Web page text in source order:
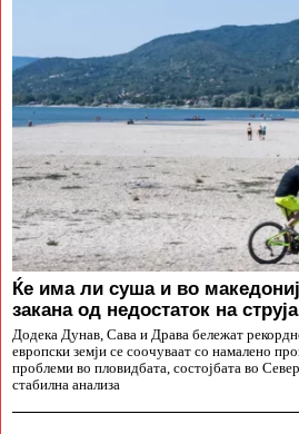
Ќе има ли суша и во
закана од недостаток на струја
Додека Дунав, Сава и Драва бележат
европски земји се соочуваат со намалено
проблеми во пловидбата, состојбата во
стабилна анализа